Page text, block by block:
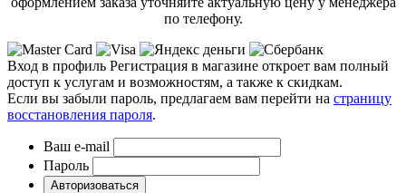
по телефону.
Вход в профиль Регистрация в магазине откроет вам полный
доступ к услугам и возможностям, а также к скидкам.
Если вы забыли пароль, предлагаем вам перейти на страницу
восстановления пароля.
Ваш e-mail
Пароль
Авторизоваться